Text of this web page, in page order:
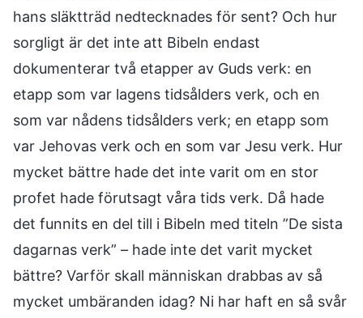
hans släktträd nedtecknades för sent? Och hur
sorgligt är det inte att Bibeln endast
dokumenterar två etapper av Guds verk: en
etapp som var lagens tidsålders verk, och en
som var nådens tidsålders verk; en etapp som
var Jehovas verk och en som var Jesu verk. Hur
mycket bättre hade det inte varit om en stor
profet hade förutsagt våra tids verk. Då hade
det funnits en del till i Bibeln med titeln ”De sista
dagarnas verk” – hade inte det varit mycket
bättre? Varför skall människan drabbas av så
mycket umbäranden idag? Ni har haft en så svår